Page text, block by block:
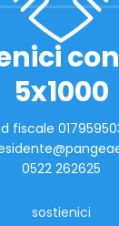
5x1000
fiscale
0522 262625
sostienici